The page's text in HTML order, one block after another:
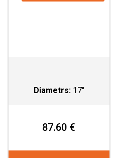
Diametrs:17"
87.60 €